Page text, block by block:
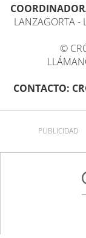
LANZAGORTA
©
CONTACTO:
PUBLICIDAD